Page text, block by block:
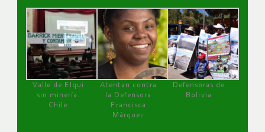
Valle de Elqui
sin minería.
Chile
Atentan contra
la Defensora
Francisca
Márquez
Defensoras de
Bolivia